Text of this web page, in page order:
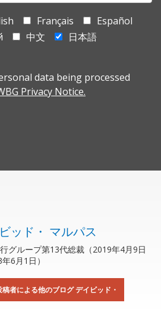
Français
Español
中文
日本語
data being processed
Privacy Notice.
ッド・ マルパス
グループ第13代総裁（2019年4月9日
6月1日）
稿者による他のブログ デイビッド・